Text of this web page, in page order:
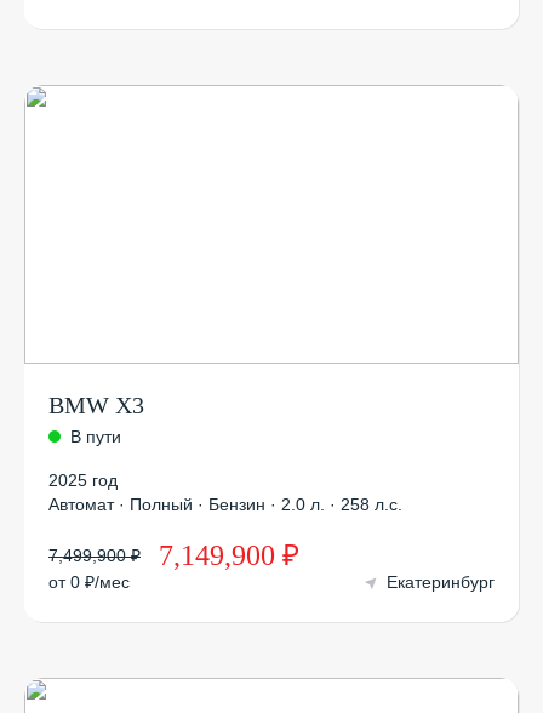
BMW X3
В пути
2025 год
Автомат · Полный · Бензин · 2.0 л. · 258 л.с.
7,499,900 ₽ 7,149,900 ₽
от 0 ₽/мес Екатеринбург